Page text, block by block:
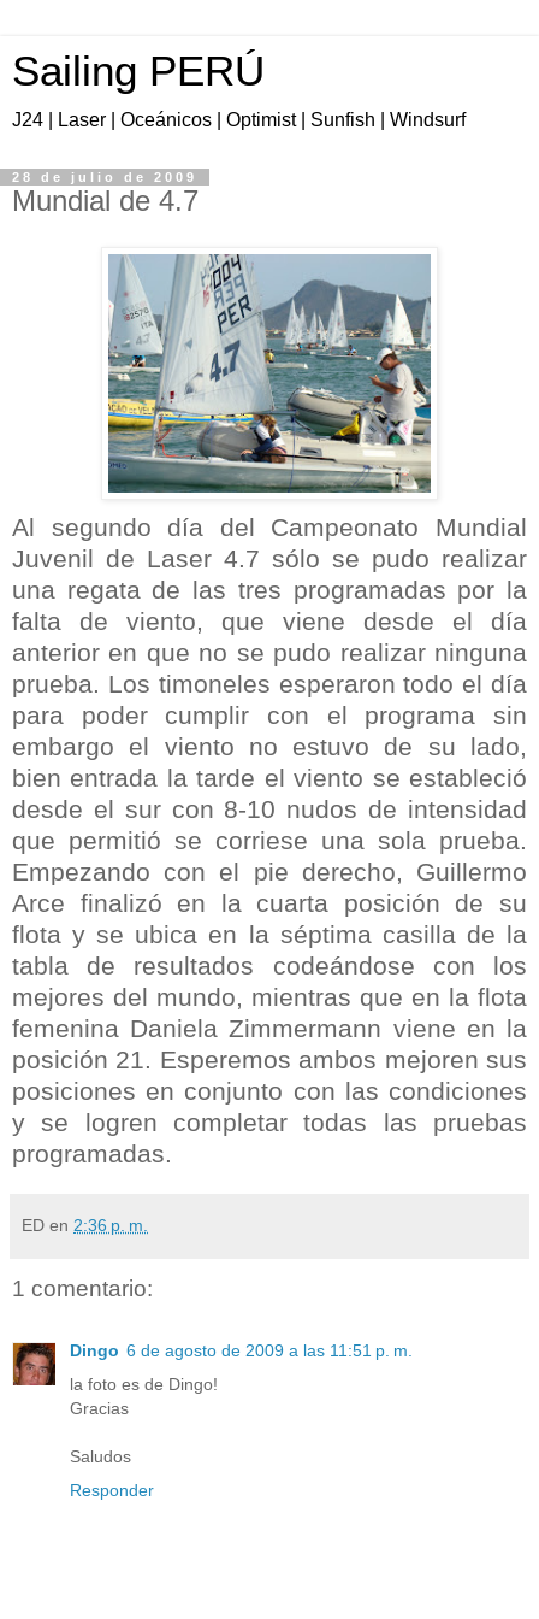
Sailing PERÚ
J24 | Laser | Oceánicos | Optimist | Sunfish | Windsurf
28 de julio de 2009
Mundial de 4.7
Al segundo día del Campeonato Mundial
Juvenil de Laser 4.7 sólo se pudo realizar
una regata de las tres programadas por la
falta de viento, que viene desde el día
anterior en que no se pudo realizar ninguna
prueba. Los timoneles esperaron todo el día
para poder cumplir con el programa sin
embargo el viento no estuvo de su lado,
bien entrada la tarde el viento se estableció
desde el sur con 8-10 nudos de intensidad
que permitió se corriese una sola prueba.
Empezando con el pie derecho, Guillermo
Arce finalizó en la cuarta posición de su
flota y se ubica en la séptima casilla de la
tabla de resultados codeándose con los
mejores del mundo, mientras que en la flota
femenina Daniela Zimmermann viene en la
posición 21. Esperemos ambos mejoren sus
posiciones en conjunto con las condiciones
y se logren completar todas las pruebas
programadas.
ED en 2:36 p. m.
1 comentario:
Dingo 6 de agosto de 2009 a las 11:51 p. m.
la foto es de Dingo!
Gracias
Saludos
Responder